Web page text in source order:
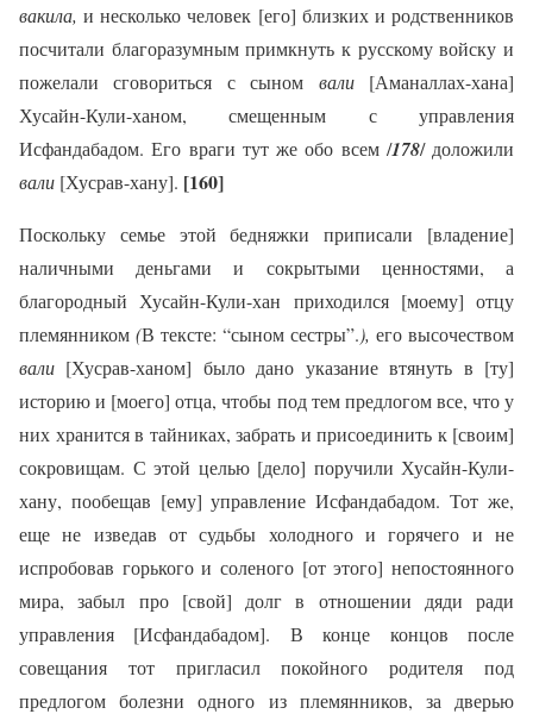
вакила,и несколько человек [его] близких и родственников
посчитали благоразумным примкнуть к русскому войску и
пожелали сговориться с сыном вали [Аманаллах-хана]
Хусайн-Кули-ханом, смещенным с управления
Исфандабадом. Его враги тут же обо всем /178/ доложили
вали [Хусрав-хану]. [160]
Поскольку семье этой бедняжки приписали [владение]
наличными деньгами и сокрытыми ценностями, а
благородный Хусайн-Кули-хан приходился [моему] отцу
племянником (В тексте: “сыном сестры”.), его высочеством
вали [Хусрав-ханом] было дано указание втянуть в [ту]
историю и [моего] отца, чтобы под тем предлогом все, что у
них хранится в тайниках, забрать и присоединить к [своим]
сокровищам. С этой целью [дело] поручили Хусайн-Кули-
хану, пообещав [ему] управление Исфандабадом. Тот же,
еще не изведав от судьбы холодного и горячего и не
испробовав горького и соленого [от этого] непостоянного
мира, забыл про [свой] долг в отношении дяди ради
управления [Исфандабадом]. В конце концов после
совещания тот пригласил покойного родителя под
предлогом болезни одного из племянников, за дверью